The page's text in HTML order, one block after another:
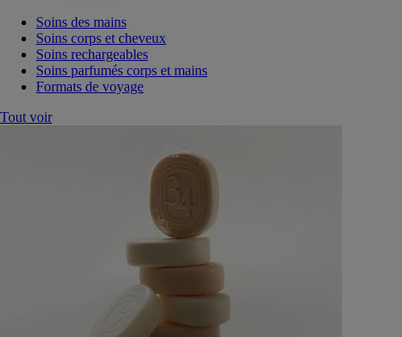
Soins des mains
Soins corps et cheveux
Soins rechargeables
Soins parfumés corps et mains
Formats de voyage
Tout voir